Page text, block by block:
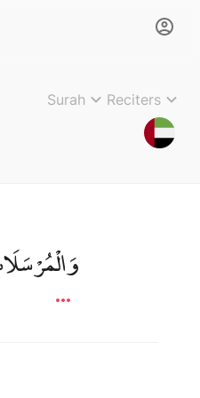
Surah Reciters